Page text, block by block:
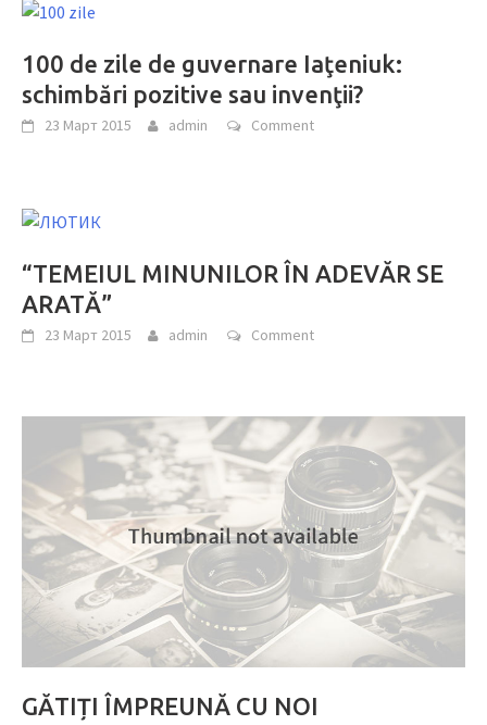
100 de zile de guvernare Iaţeniuk:
schimbări pozitive sau invenţii?
23 Март 2015 admin Comment
“TEMEIUL MINUNILOR ÎN ADEVĂR SE
ARATĂ”
23 Март 2015 admin Comment
GĂTIȚI ÎMPREUNĂ CU NOI